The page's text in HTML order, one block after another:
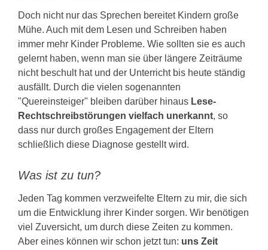
Doch nicht nur das Sprechen bereitet Kindern große
Mühe. Auch mit dem Lesen und Schreiben haben
immer mehr Kinder Probleme. Wie sollten sie es auch
gelernt haben, wenn man sie über längere Zeiträume
nicht beschult hat und der Unterricht bis heute ständig
ausfällt. Durch die vielen sogenannten
"Quereinsteiger" bleiben darüber hinaus Lese-
Rechtschreibstörungen vielfach unerkannt, so
dass nur durch großes Engagement der Eltern
schließlich diese Diagnose gestellt wird.
Was ist zu tun?
Jeden Tag kommen verzweifelte Eltern zu mir, die sich
um die Entwicklung ihrer Kinder sorgen. Wir benötigen
viel Zuversicht, um durch diese Zeiten zu kommen.
Aber eines können wir schon jetzt tun: uns Zeit